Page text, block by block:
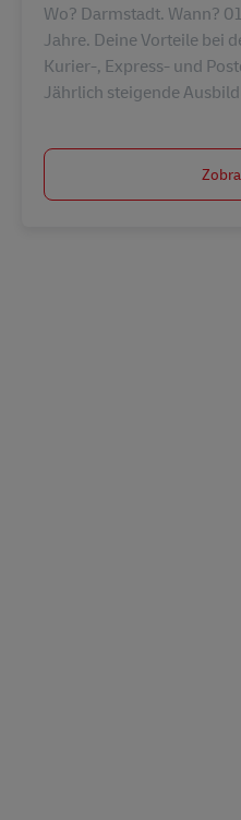
Wo? Darmstadt. Wann?
Jahre. Deine Vorteile bei
Kurier-, Express- und
Jährlich steigende